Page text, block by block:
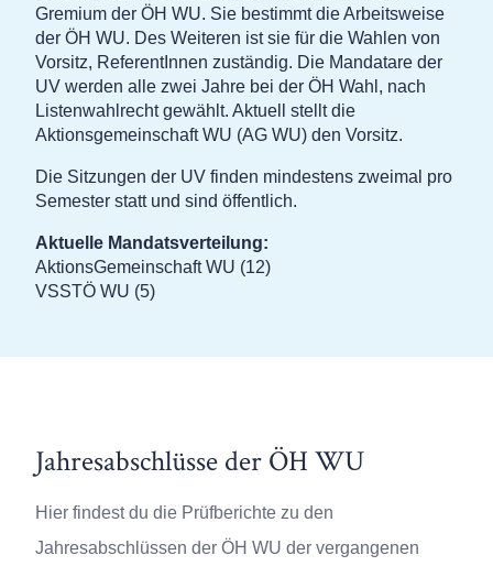
Gremium der ÖH WU. Sie bestimmt die Arbeitsweise
der ÖH WU. Des Weiteren ist sie für die Wahlen von
Vorsitz, ReferentInnen zuständig. Die Mandatare der
UV werden alle zwei Jahre bei der ÖH Wahl, nach
Listenwahlrecht gewählt. Aktuell stellt die
Aktionsgemeinschaft WU (AG WU) den Vorsitz.
Die Sitzungen der UV finden mindestens zweimal pro
Semester statt und sind öffentlich.
Aktuelle Mandatsverteilung:
AktionsGemeinschaft WU (12)
VSSTÖ WU (5)
Jahresabschlüsse der ÖH WU
Hier findest du die Prüfberichte zu den
Jahresabschlüssen der ÖH WU der vergangenen